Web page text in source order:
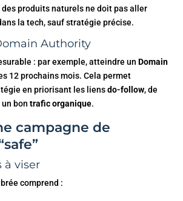
produits naturels ne doit pas aller
la tech, sauf stratégie précise.
Authority
: par exemple, atteindre unDomain
12 prochains mois. Cela permet
en priorisant les liensdo-follow, de
un bontrafic organique.
campagne de
à viser
comprend :